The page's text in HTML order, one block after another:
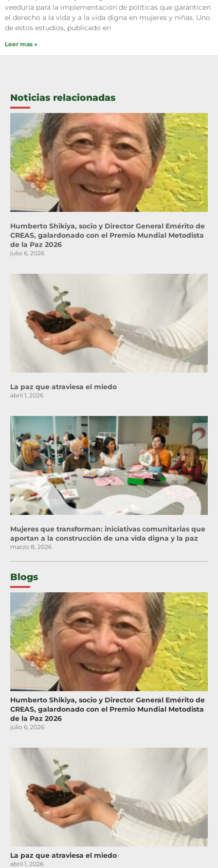
veeduría para la implementación de políticas que garanticen
el derecho a la vida y a la vida digna en mujeres y niñas. Uno
de estos estudios, publicado en
Leer mas »
Noticias relacionadas
Humberto Shikiya, socio y Director General Emérito de
CREAS, galardonado con el Premio Mundial Metodista
de la Paz 2026
julio 6, 2026
La paz que atraviesa el miedo
abril 1, 2026
Mujeres que transforman: iniciativas comunitarias que
aportan a la construcción de una vida digna y la paz
marzo 8, 2026
Blogs
Humberto Shikiya, socio y Director General Emérito de
CREAS, galardonado con el Premio Mundial Metodista
de la Paz 2026
julio 6, 2026
La paz que atraviesa el miedo
abril 1, 2026